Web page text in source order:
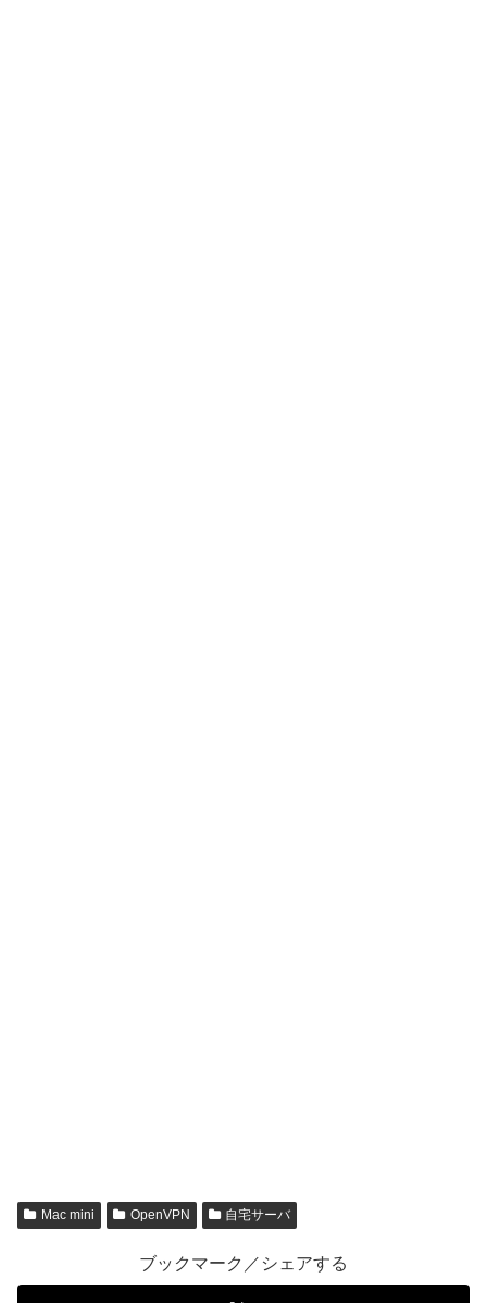
Mac mini OpenVPN 自宅サーバ
ブックマーク／シェアする